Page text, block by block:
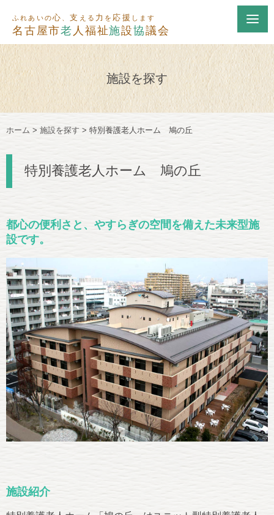
ふれあいの心 、支 える 力 を 応援 します
名古屋市老 人福祉施設協議会
施設を探す
ホーム > 施設を探す > 特別養護老人ホーム 鳩の丘
特別養護老人ホーム 鳩の丘
都心の便利さと、やすらぎの空間を備えた未来型施
設です。
施設紹介